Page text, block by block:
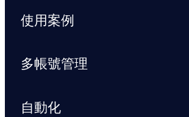
使用案例
多帳號管理
自動化